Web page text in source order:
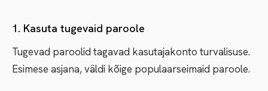
1. Kasuta tugevaid paroole
Tugevad paroolid tagavad kasutajakonto turvalisuse.
Esimese asjana, väldi kõige populaarseimaid paroole.